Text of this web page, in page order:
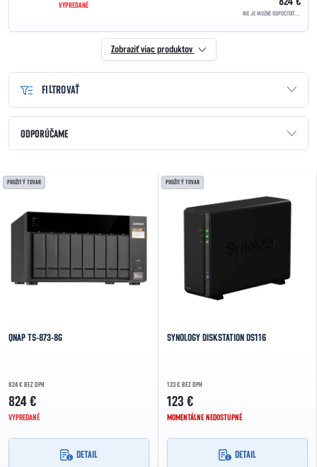
VYPREDANÉ
Zobraziť viac produktov
FILTROVAŤ
Radenie produktov
ODPORÚČAME
NAJPREDÁVANEJŠIE
Výpis produktov
POUŽITÝ TOVAR
QNAP TS-873-8G
824 € BEZ DPH
824 €
VYPREDANÉ
DETAIL
POUŽITÝ TOVAR
SYNOLOGY DISKSTATION DS116
123 € BEZ DPH
123 €
MOMENTÁLNE NEDOSTUPNÉ
DETAIL